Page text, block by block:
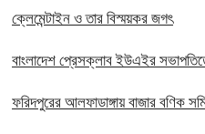
ক্লেমেন্টাইন ও তার বিস্ময়কর জগৎ
বাংলাদেশ প্রেসক্লাব ইউএইর
ফরিদপুরের আলফাডাঙ্গায় বাজার বণিক